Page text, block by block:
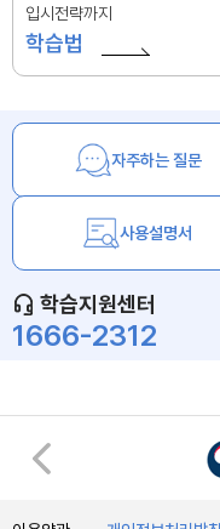
입시전략까지
학습법
자주하는 질문
사용설명서
학습지원센터
1666-2312